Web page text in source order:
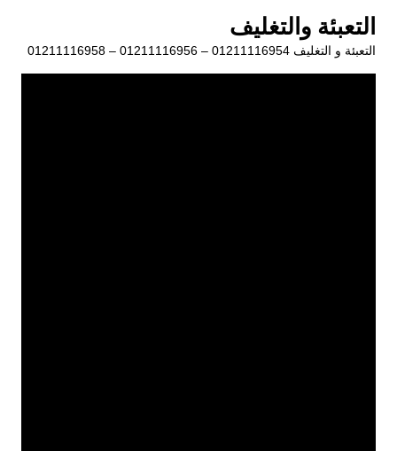
المحتوى
التعبئة والتغليف
التعبئة و التغليف 01211116954 – 01211116956 – 01211116958